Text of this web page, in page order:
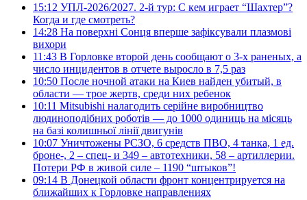
15:12 УПЛ-2026/2027. 2-й тур: С кем играет “Шахтер”?
Когда и где смотреть?
14:28 На поверхні Сонця вперше зафіксували плазмові
вихори
11:43 В Горловке второй день сообщают о 3-х раненых, а
число инцидентов в отчете выросло в 7,5 раз
10:50 После ночной атаки на Киев найден убитый, в
области — трое жертв, среди них ребенок
10:11 Mitsubishi налагодить серійне виробництво
людиноподібних роботів — до 1000 одиниць на місяць
на базі колишньої лінії двигунів
10:07 Уничтожены РСЗО, 6 средств ПВО, 4 танка, 1 ед.
броне-, 2 – спец- и 349 – автотехники, 58 – артиллерии.
Потери РФ в живой силе – 1190 “штыков”!
09:14 В Донецкой области фронт концентрируется на
ближайших к Горловке направлениях